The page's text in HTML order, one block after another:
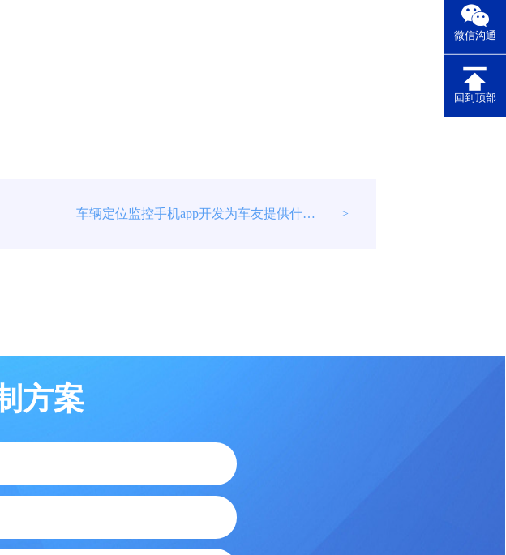
微信沟通
回到顶部
车辆定位监控手机app开发为车友提供什么？ | >
方案